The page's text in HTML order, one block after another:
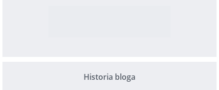
Historia bloga